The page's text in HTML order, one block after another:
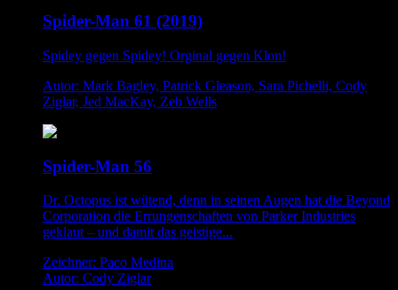
Spider-Man 61 (2019)
Spidey gegen Spidey! Orginal gegen Klon!
Autor: Mark Bagley, Patrick Gleason, Sara Pichelli, Cody
Ziglar, Jed MacKay, Zeb Wells
Spider-Man 56
Dr. Octopus ist wütend, denn in seinen Augen hat die Beyond
Corporation die Errungenschaften von Parker Industries
geklaut – und damit das geistige...
Zeichner: Paco Medina
Autor: Cody Ziglar